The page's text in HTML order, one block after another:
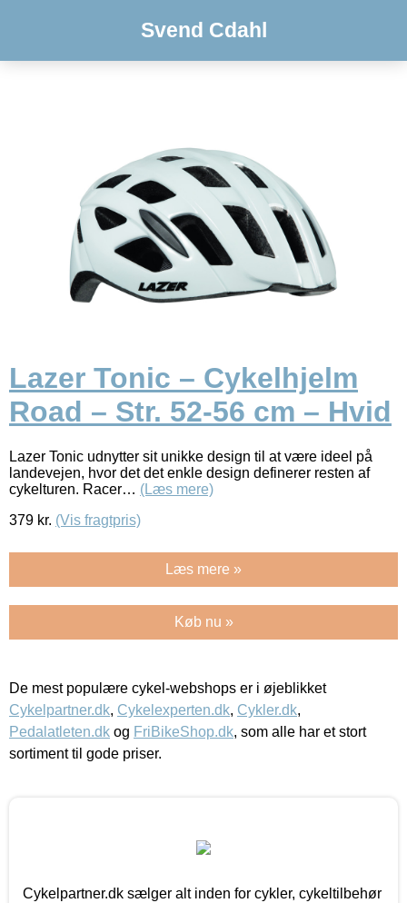
Svend Cdahl
Lazer Tonic – Cykelhjelm
Road – Str. 52-56 cm – Hvid
Lazer Tonic udnytter sit unikke design til at være ideel på
landevejen, hvor det det enkle design definerer resten af
cykelturen. Racer… (Læs mere)
379 kr. (Vis fragtpris)
Læs mere »
Køb nu »
De mest populære cykel-webshops er i øjeblikket
Cykelpartner.dk, Cykelexperten.dk, Cykler.dk,
Pedalatleten.dk og FriBikeShop.dk, som alle har et stort
sortiment til gode priser.
Cykelpartner.dk sælger alt inden for cykler, cykeltilbehør